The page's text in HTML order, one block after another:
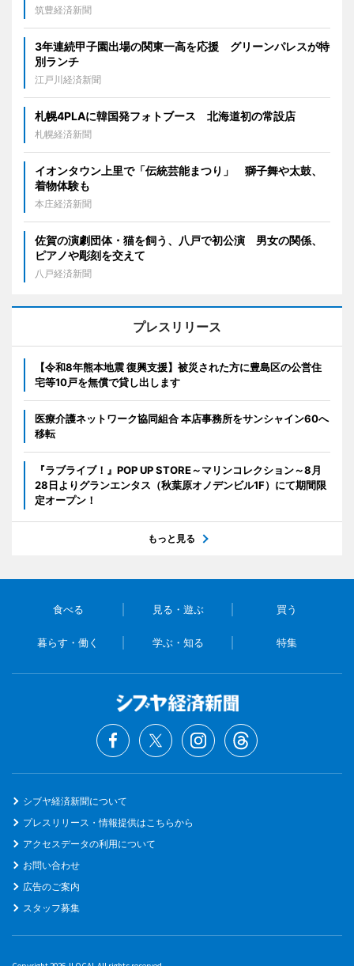
筑豊経済新聞
3年連続甲子園出場の関東一高を応援 グリーンパレスが特
別ランチ
江戸川経済新聞
札幌4PLAに韓国発フォトブース 北海道初の常設店
札幌経済新聞
イオンタウン上里で「伝統芸能まつり」 獅子舞や太鼓、
着物体験も
本庄経済新聞
佐賀の演劇団体・猫を飼う、八戸で初公演 男女の関係、
ピアノや彫刻を交えて
八戸経済新聞
プレスリリース
【令和8年熊本地震 復興支援】被災された方に豊島区の公営住
宅等10戸を無償で貸し出します
医療介護ネットワーク協同組合 本店事務所をサンシャイン60へ
移転
『ラブライブ！』POP UP STORE～マリンコレクション～8月
28日よりグランエンタス（秋葉原オノデンビル1F）にて期間限
定オープン！
もっと見る
食べる 見る・遊ぶ 買う
暮らす・働く 学ぶ・知る 特集
シブヤ経済新聞について
プレスリリース・情報提供はこちらから
アクセスデータの利用について
お問い合わせ
広告のご案内
スタッフ募集